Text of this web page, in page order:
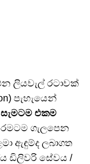
ලියවැල් රටාවක්
පැහැයෙන්
එකම
ගැලපෙන
ඇඳුම්ද ලබාගත
ඩිලිවරි සේවය /